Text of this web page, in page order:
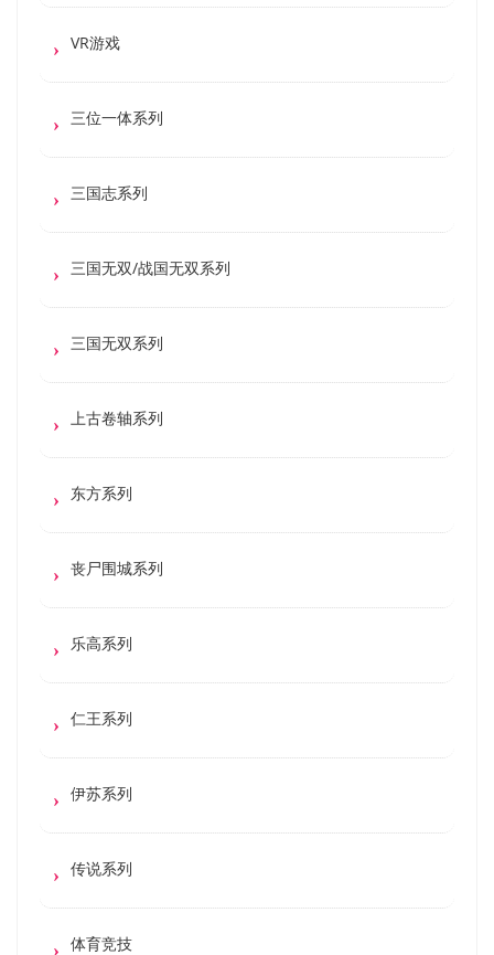
VR游戏
三位一体系列
三国志系列
三国无双/战国无双系列
三国无双系列
上古卷轴系列
东方系列
丧尸围城系列
乐高系列
仁王系列
伊苏系列
传说系列
体育竞技